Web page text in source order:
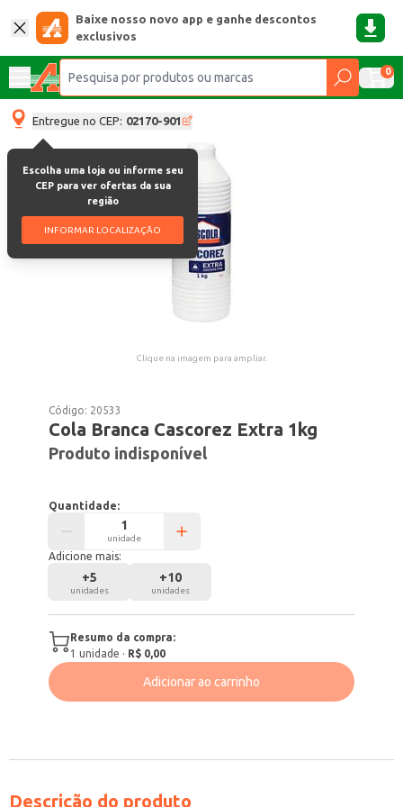
Baixe nosso novo app e ganhe descontos
exclusivos
0
Entregue no CEP: 02170-901
Escolha uma loja ou informe seu
CEP para ver ofertas da sua
região
INFORMAR LOCALIZAÇÃO
Clique na imagem para ampliar.
Código: 20533
Cola Branca Cascorez Extra 1kg
Produto indisponível
Quantidade:
unidade
Adicione mais:
+5
unidades
+10
unidades
Resumo da compra:
1 unidade · R$ 0,00
Adicionar ao carrinho
Descrição do produto